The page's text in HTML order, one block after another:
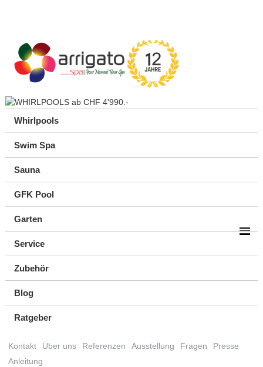
Whirlpools
Swim Spa
Sauna
GFK Pool
Garten
Service
Zubehör
Blog
Ratgeber
Kontakt Über uns Referenzen Ausstellung Fragen
Presse
Anleitung